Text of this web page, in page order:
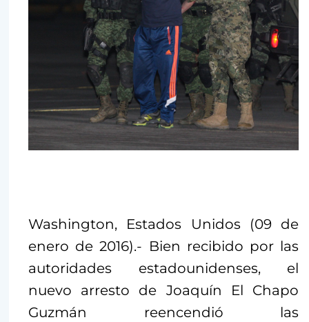
Washington, Estados Unidos (09 de
enero de 2016).- Bien recibido por las
autoridades estadounidenses, el
nuevo arresto de Joaquín El Chapo
Guzmán reencendió las